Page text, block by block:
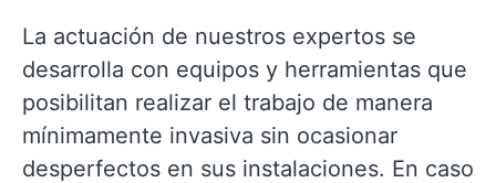
La actuación de nuestros expertos se
desarrolla con equipos y herramientas que
posibilitan realizar el trabajo de manera
mínimamente invasiva sin ocasionar
desperfectos en sus instalaciones. En caso